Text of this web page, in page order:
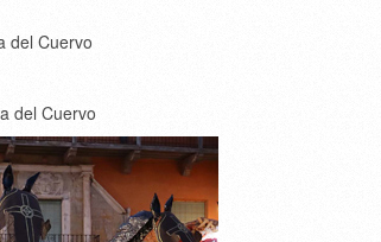
del Cuervo
del Cuervo